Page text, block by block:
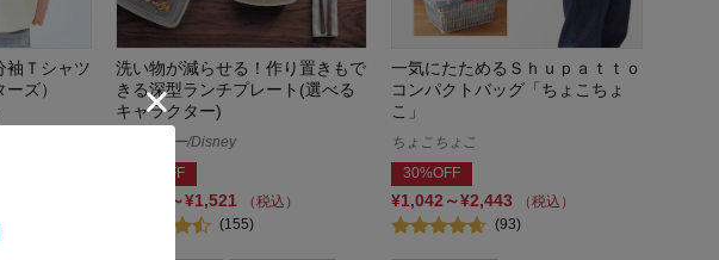
袖Ｔシャツ
ズ）
洗い物が減らせる！作り置きもで
きる深型ランチプレート(選べる
キャラクター)
ディズニー/Disney
15%OFF
¥1,351～¥1,521
（税込）
(155)
一気にたためるＳｈｕｐａｔｔｏ
コンパクトバッグ「ちょこちょ
こ」
ちょこちょこ
30%OFF
¥1,042～¥2,443
（税込）
(93)